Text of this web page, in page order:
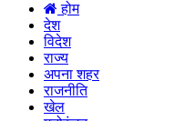
होम
देश
विदेश
राज्य
अपना शहर
राजनीति
खेल